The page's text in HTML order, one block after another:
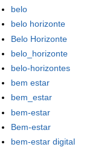
belo
belo horizonte
Belo Horizonte
belo_horizonte
belo-horizontes
bem estar
bem_estar
bem-estar
Bem-estar
bem-estar digital